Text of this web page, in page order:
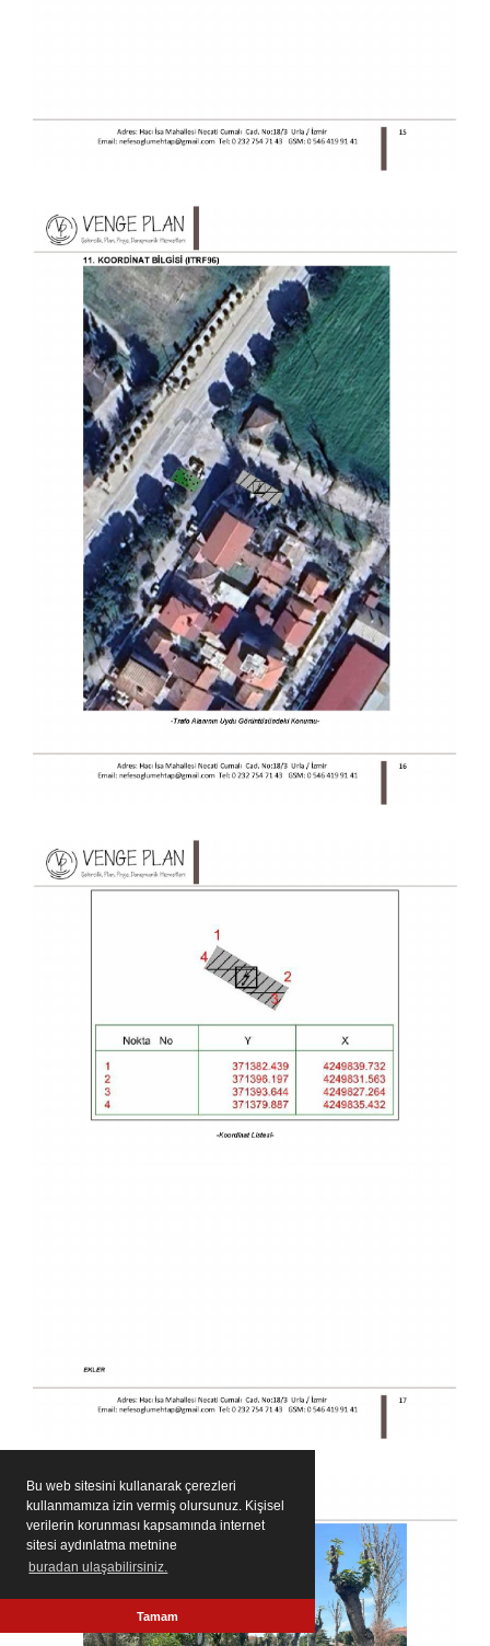
Bu web sitesini kullanarak çerezleri
kullanmamıza izin vermiş olursunuz. Kişisel
verilerin korunması kapsamında internet
sitesi aydınlatma metnine
buradan ulaşabilirsiniz.
Tamam